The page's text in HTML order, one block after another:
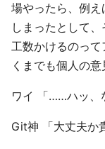
場やったら、例
しまったとして
工数かけるのっ
くまでも個人の意
ワイ 「……ハッ、
Git神 「大丈夫か